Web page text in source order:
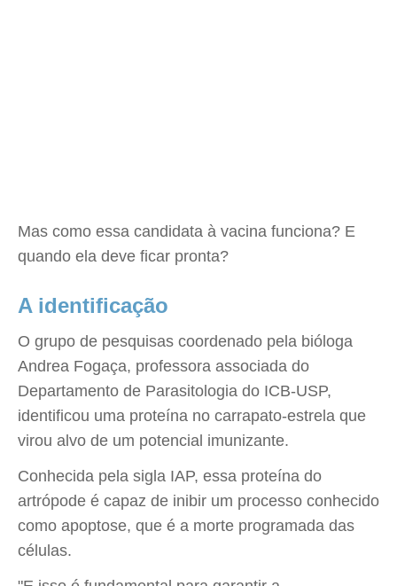
Mas como essa candidata à vacina funciona? E
quando ela deve ficar pronta?
A identificação
O grupo de pesquisas coordenado pela bióloga
Andrea Fogaça, professora associada do
Departamento de Parasitologia do ICB-USP,
identificou uma proteína no carrapato-estrela que
virou alvo de um potencial imunizante.
Conhecida pela sigla IAP, essa proteína do
artrópode é capaz de inibir um processo conhecido
como apoptose, que é a morte programada das
células.